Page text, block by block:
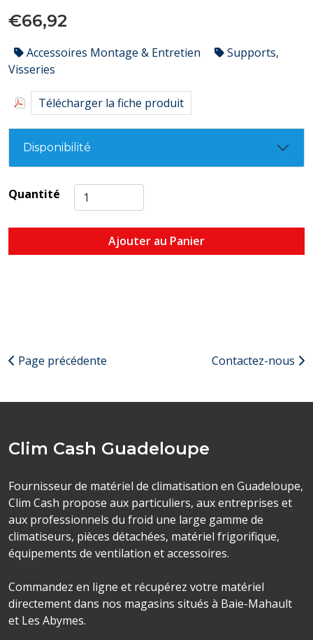
€66,92
Accessoires Montage & Entretien
Supports,
Visseries
Télécharger la fiche produit
Disponibilité
Quantité
Ajouter au Panier
Page précédente Contactez-nous
Clim Cash Guadeloupe
Fournisseur de matériel de climatisation en Guadeloupe,
Clim Cash propose aux particuliers, aux entreprises et
aux professionnels du froid une large gamme de
climatiseurs, pièces détachées, matériel frigorifique,
équipements de ventilation et accessoires.
Commandez en ligne et récupérez votre matériel
directement dans nos magasins situés à Baie-Mahault
et Les Abymes.